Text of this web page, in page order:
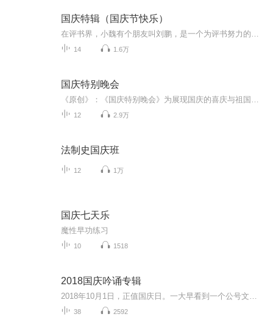
国庆特辑（国庆节快乐）
14 1.6万
国庆特别晚会
12 2.9万
法制史国庆班
12 1万
国庆七天乐
魔性早功练习
10 1518
2018国庆吟诵专辑
38 2592